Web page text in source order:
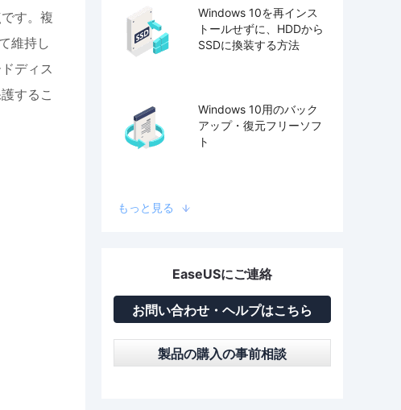
す。複
維持し
ディス
するこ
Windows 10を再インス
トールせずに、HDDから
SSDに換装する方法
Windows 10用のバック
アップ・復元フリーソフ
ト
もっと見る
EaseUSにご連絡
お問い合わせ・ヘルプはこちら
製品の購入の事前相談